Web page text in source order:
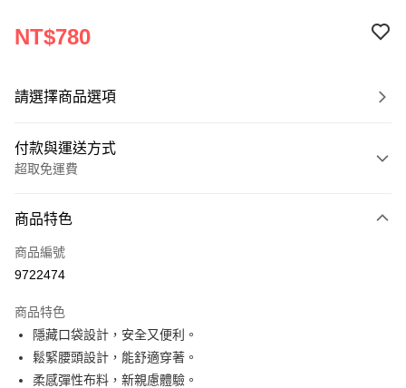
NT$780
請選擇商品選項
付款與運送方式
超取免運費
信用卡一次付款
超商取貨付款
Apple Pay
街口支付
商品特色
商品編號
9722474
商品特色
隱藏口袋設計，安全又便利。
鬆緊腰頭設計，能舒適穿著。
柔感彈性布料，新親慮體驗。